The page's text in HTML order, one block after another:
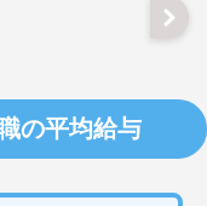
の平均給与